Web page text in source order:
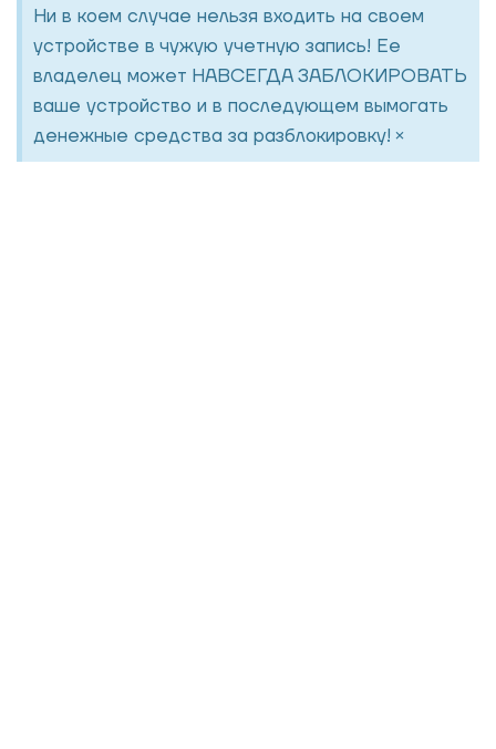
Ни в коем случае нельзя входить на своем
устройстве в чужую учетную запись! Ее
владелец может НАВСЕГДА ЗАБЛОКИРОВАТЬ
ваше устройство и в последующем вымогать
денежные средства за разблокировку! ×